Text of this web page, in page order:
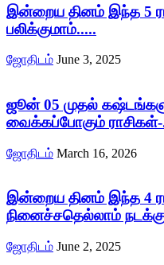
இன்றைய தினம் இந்த 5
பலிக்குமாம்.....
ஜோதிடம் June 3, 2025
ஜூன் 05 முதல்
வைக்கப்போகும் ராசிகள்-
ஜோதிடம் March 16, 2026
இன்றைய தினம் இந்த 4
நினைச்சதெல்லாம்
ஜோதிடம் June 2, 2025